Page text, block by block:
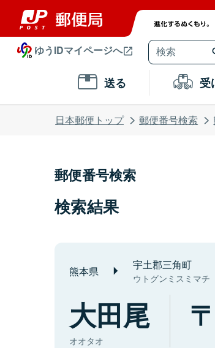
ゆうIDマイページへ
送る 受
日本郵便トップ 郵便番号検索
郵便番号検索
検索結果
熊本県 宇土郡三角町
ウトグンミスミマチ
大田尾
オオタオ